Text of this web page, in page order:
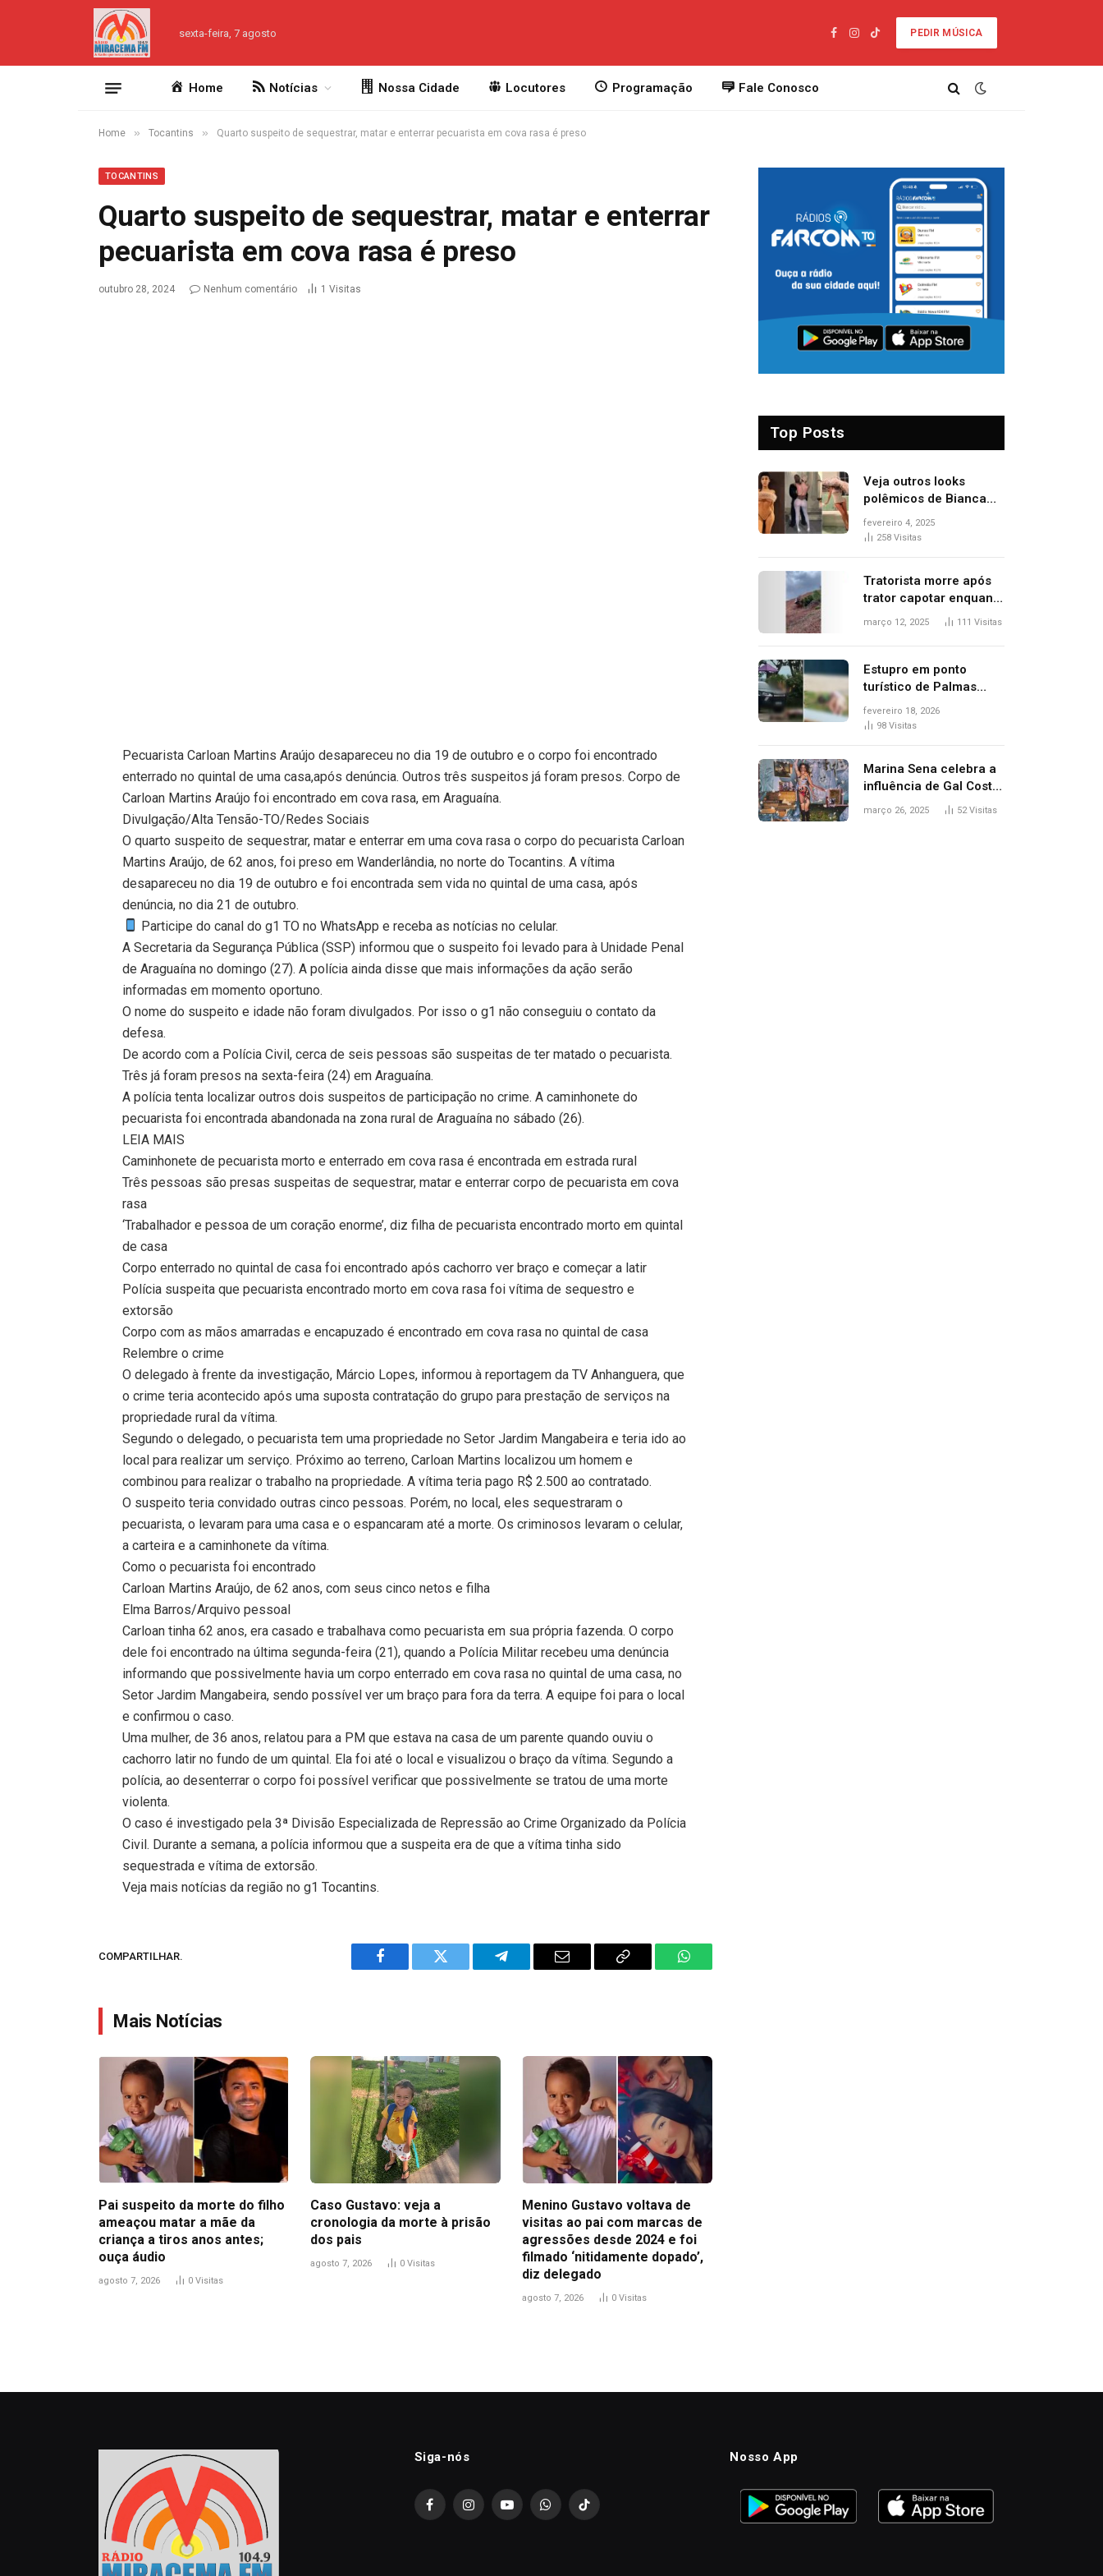
sexta-feira, 7 agosto
Facebook
Instagram
TikTok
PEDIR MÚSICA
Home Notícias Nossa Cidade Locutores Programação Fale Conosco
Home » Tocantins » Quarto suspeito de sequestrar, matar e enterrar pecuarista em cova rasa é preso
TOCANTINS
Quarto suspeito de sequestrar, matar e enterrar
pecuarista em cova rasa é preso
outubro 28, 2024 Nenhum comentário 1 Visitas
Pecuarista Carloan Martins Araújo desapareceu no dia 19 de outubro e o corpo foi encontrado
enterrado no quintal de uma casa,após denúncia. Outros três suspeitos já foram presos. Corpo de
Carloan Martins Araújo foi encontrado em cova rasa, em Araguaína.
Divulgação/Alta Tensão-TO/Redes Sociais
O quarto suspeito de sequestrar, matar e enterrar em uma cova rasa o corpo do pecuarista Carloan
Martins Araújo, de 62 anos, foi preso em Wanderlândia, no norte do Tocantins. A vítima
desapareceu no dia 19 de outubro e foi encontrada sem vida no quintal de uma casa, após
denúncia, no dia 21 de outubro.
Participe do canal do g1 TO no WhatsApp e receba as notícias no celular.
A Secretaria da Segurança Pública (SSP) informou que o suspeito foi levado para à Unidade Penal
de Araguaína no domingo (27). A polícia ainda disse que mais informações da ação serão
informadas em momento oportuno.
O nome do suspeito e idade não foram divulgados. Por isso o g1 não conseguiu o contato da
defesa.
De acordo com a Polícia Civil, cerca de seis pessoas são suspeitas de ter matado o pecuarista.
Três já foram presos na sexta-feira (24) em Araguaína.
A polícia tenta localizar outros dois suspeitos de participação no crime. A caminhonete do
pecuarista foi encontrada abandonada na zona rural de Araguaína no sábado (26).
LEIA MAIS
Caminhonete de pecuarista morto e enterrado em cova rasa é encontrada em estrada rural
Três pessoas são presas suspeitas de sequestrar, matar e enterrar corpo de pecuarista em cova
rasa
‘Trabalhador e pessoa de um coração enorme’, diz filha de pecuarista encontrado morto em quintal
de casa
Corpo enterrado no quintal de casa foi encontrado após cachorro ver braço e começar a latir
Polícia suspeita que pecuarista encontrado morto em cova rasa foi vítima de sequestro e
extorsão
Corpo com as mãos amarradas e encapuzado é encontrado em cova rasa no quintal de casa
Relembre o crime
O delegado à frente da investigação, Márcio Lopes, informou à reportagem da TV Anhanguera, que
o crime teria acontecido após uma suposta contratação do grupo para prestação de serviços na
propriedade rural da vítima.
Segundo o delegado, o pecuarista tem uma propriedade no Setor Jardim Mangabeira e teria ido ao
local para realizar um serviço. Próximo ao terreno, Carloan Martins localizou um homem e
combinou para realizar o trabalho na propriedade. A vítima teria pago R$ 2.500 ao contratado.
O suspeito teria convidado outras cinco pessoas. Porém, no local, eles sequestraram o
pecuarista, o levaram para uma casa e o espancaram até a morte. Os criminosos levaram o celular,
a carteira e a caminhonete da vítima.
Como o pecuarista foi encontrado
Carloan Martins Araújo, de 62 anos, com seus cinco netos e filha
Elma Barros/Arquivo pessoal
Carloan tinha 62 anos, era casado e trabalhava como pecuarista em sua própria fazenda. O corpo
dele foi encontrado na última segunda-feira (21), quando a Polícia Militar recebeu uma denúncia
informando que possivelmente havia um corpo enterrado em cova rasa no quintal de uma casa, no
Setor Jardim Mangabeira, sendo possível ver um braço para fora da terra. A equipe foi para o local
e confirmou o caso.
Uma mulher, de 36 anos, relatou para a PM que estava na casa de um parente quando ouviu o
cachorro latir no fundo de um quintal. Ela foi até o local e visualizou o braço da vítima. Segundo a
polícia, ao desenterrar o corpo foi possível verificar que possivelmente se tratou de uma morte
violenta.
O caso é investigado pela 3ª Divisão Especializada de Repressão ao Crime Organizado da Polícia
Civil. Durante a semana, a polícia informou que a suspeita era de que a vítima tinha sido
sequestrada e vítima de extorsão.
Veja mais notícias da região no g1 Tocantins.
COMPARTILHAR.
Facebook Twitter Telegram Email
Copy
WhatsApp
Mais Notícias
Pai suspeito da morte do filho
ameaçou matar a mãe da
criança a tiros anos antes;
ouça áudio
agosto 7, 2026 0 Visitas
Caso Gustavo: veja a
cronologia da morte à prisão
dos pais
agosto 7, 2026 0 Visitas
Menino Gustavo voltava de
visitas ao pai com marcas de
agressões desde 2024 e foi
filmado ‘nitidamente dopado’,
diz delegado
agosto 7, 2026 0 Visitas
Top Posts
Veja outros looks
polêmicos de Bianca
Censori, esposa de
Kanye West que
fevereiro 4, 2025
258 Visitas
Tratorista morre após
trator capotar enquanto
removia vegetação em
março 12, 2025 111 Visitas
Estupro em ponto
turístico de Palmas
ocorreu em frente à
viatura e base de
fevereiro 18, 2026
98 Visitas
Marina Sena celebra a
influência de Gal Costa
na arte do álbum
março 26, 2025 52Visitas
Siga-nós
FacebookInstagramYouTubeWhatsAppTikTok
Nosso App